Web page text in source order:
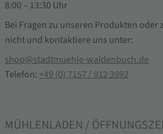
8:00 – 13:30 Uhr
Bei Fragen zu unseren Produkten oder
nicht und kontaktiere uns unter:
shop@stadtmuehle-waldenbuch.de
Telefon: +49 (0) 7157 / 812 3992
MÜHLENLADEN /